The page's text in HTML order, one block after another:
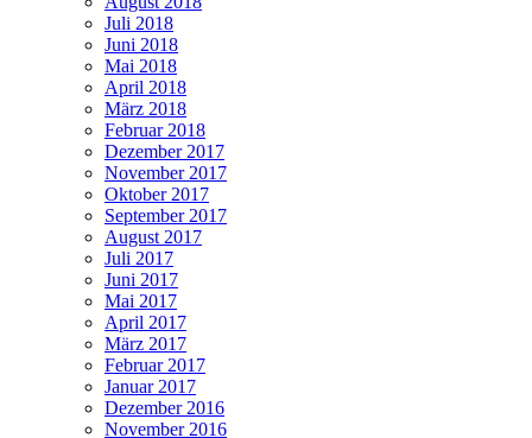
Juli 2018
Juni 2018
Mai 2018
April 2018
März 2018
Februar 2018
Dezember 2017
November 2017
Oktober 2017
September 2017
August 2017
Juli 2017
Juni 2017
Mai 2017
April 2017
März 2017
Februar 2017
Januar 2017
Dezember 2016
November 2016